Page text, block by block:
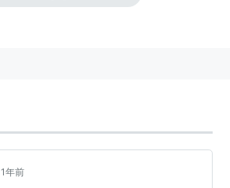
ー』シリーズの登場人物。
ンド・パール』だが、その後の作品
1年前